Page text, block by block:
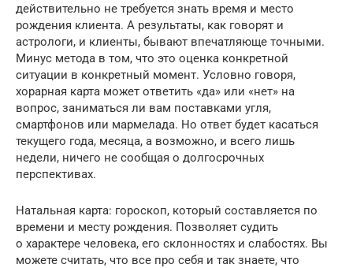
действительно не требуется знать время и место
рождения кли­ента. А результаты, как говорят и
астрологи, и клиенты, бывают впе­чатляюще точными.
Минус метода в том, что это оценка конкретной
ситуации в конкретный момент. Условно говоря,
хорарная карта может ответить «да» или «нет» на
вопрос, заниматься ли вам поставками угля,
смартфонов или мармелада. Но ответ будет касаться
текущего года, месяца, а возможно, и всего лишь
недели, ничего не сообщая о долгосрочных
перспективах.
Натальная карта: гороскоп, который ­составляется по
времени и месту рождения. Позволяет судить
о характере человека, его склонностях и слабостях. Вы
можете считать, что все про себя и так знаете, что